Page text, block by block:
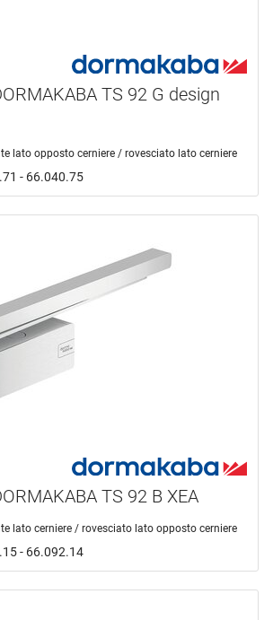
TS 92 G design
lato opposto cerniere / rovesciato lato cerniere
- 66.040.75
TS 92 B XEA
lato cerniere / rovesciato lato opposto cerniere
- 66.092.14